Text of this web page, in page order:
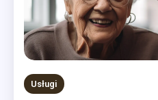
Usługi